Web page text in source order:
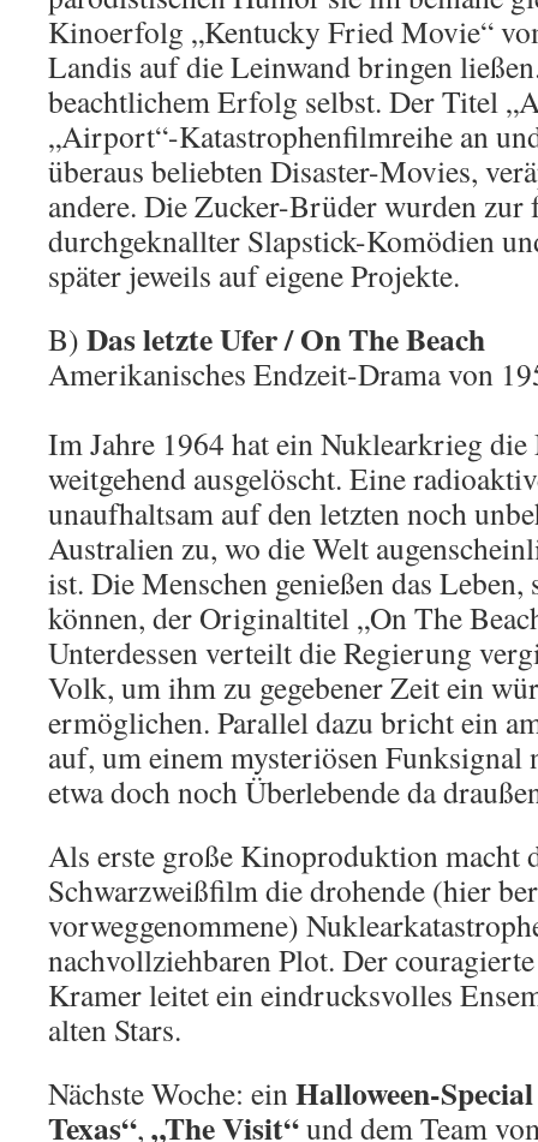
Kinoerfolg „Kentucky Fried Movie“
Landis auf die Leinwand bringen
beachtlichem Erfolg selbst. Der Titel
„Airport“-Katastrophenfilmreihe an
überaus beliebten Disaster-Movies,
andere. Die Zucker-Brüder wurden zur
durchgeknallter Slapstick-Komödien
später jeweils auf eigene Projekte.
B) Das letzte Ufer / On The Beach
Amerikanisches Endzeit-Drama von
Im Jahre 1964 hat ein Nuklearkrieg die
weitgehend ausgelöscht. Eine
unaufhaltsam auf den letzten noch
Australien zu, wo die Welt
ist. Die Menschen genießen das Leben,
können, der Originaltitel „On The
Unterdessen verteilt die Regierung
Volk, um ihm zu gegebener Zeit ein
ermöglichen. Parallel dazu bricht ein
auf, um einem mysteriösen Funksignal
etwa doch noch Überlebende da
Als erste große Kinoproduktion macht
Schwarzweißfilm die drohende (hier
vorweggenommene)
nachvollziehbaren Plot. Der
Kramer leitet ein eindrucksvolles
alten Stars.
Nächste Woche: einHalloween-Special
Texas“, „The Visit“und dem Team